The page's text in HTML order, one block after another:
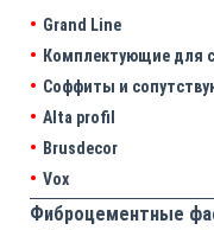
Grand Line
Комплектующие для
Соффиты и
Alta profil
Brusdecor
Vox
Фиброцементные